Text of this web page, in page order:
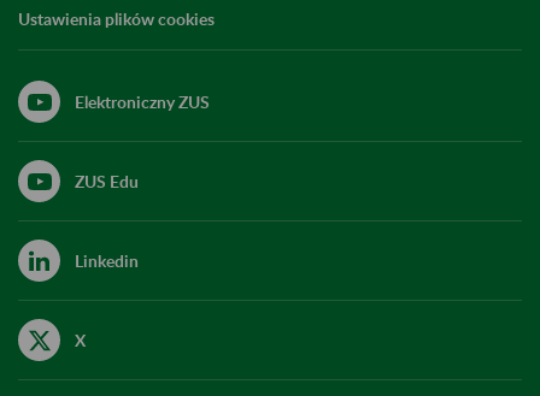
Ustawienia plików cookies
Elektroniczny ZUS
ZUS Edu
Linkedin
X